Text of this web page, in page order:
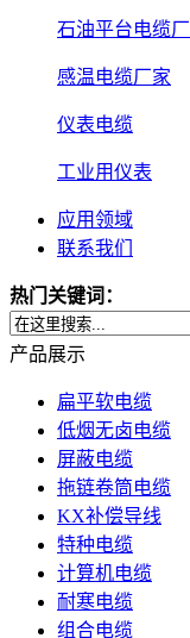
石油平台电缆
感温电缆厂家
仪表电缆
工业用仪表
应用领域
联系我们
热门关键词：
产品展示
扁平软电缆
低烟无卤电缆
屏蔽电缆
拖链卷筒电缆
KX补偿导线
特种电缆
计算机电缆
耐寒电缆
组合电缆